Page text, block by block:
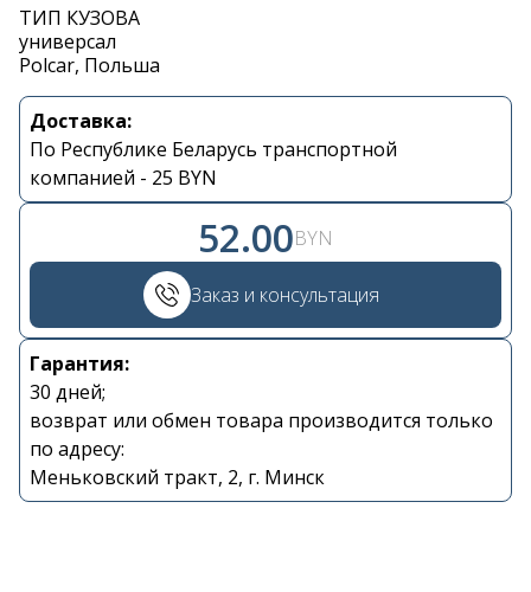
ТИП КУЗОВА
универсал
Polcar, Польша
Доставка:
По Республике Беларусь транспортной
компанией - 25 BYN
52.00BYN
Заказ и консультация
Гарантия:
30 дней;
возврат или обмен товара производится только
по адресу:
Меньковский тракт, 2, г. Минск
Контакты
+375 29 870 15 80
Viber
shupik21@bk.ru